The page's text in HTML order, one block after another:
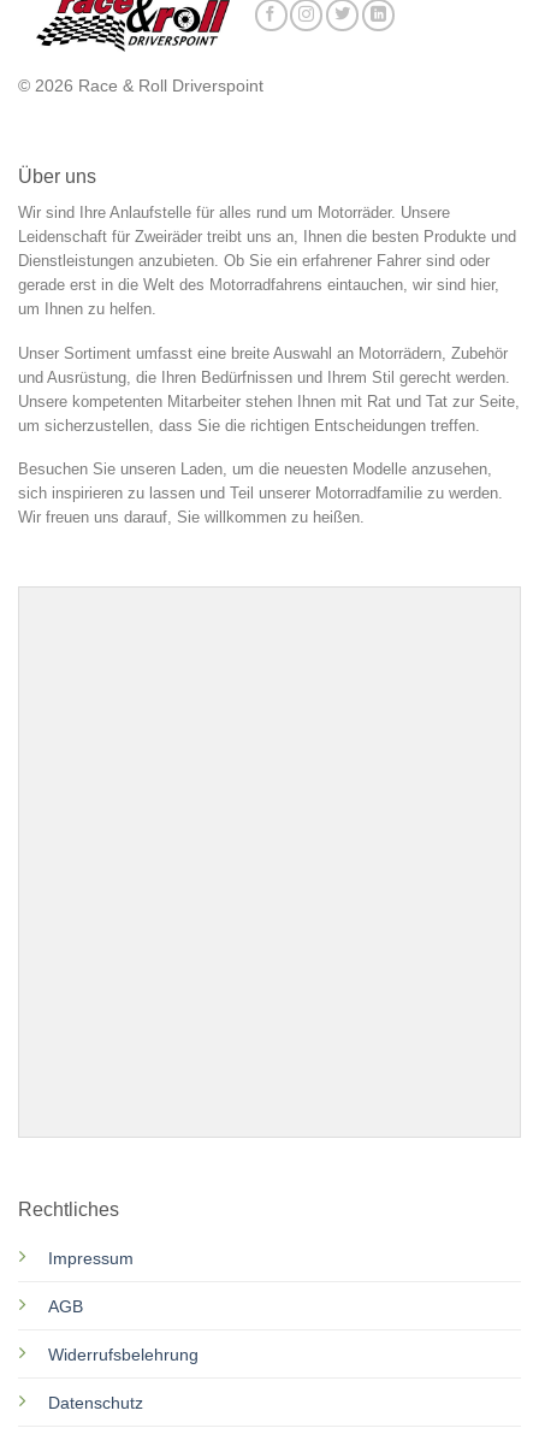
© 2026 Race & Roll Driverspoint
Über uns
Wir sind Ihre Anlaufstelle für alles rund um Motorräder. Unsere
Leidenschaft für Zweiräder treibt uns an, Ihnen die besten Produkte und
Dienstleistungen anzubieten. Ob Sie ein erfahrener Fahrer sind oder
gerade erst in die Welt des Motorradfahrens eintauchen, wir sind hier,
um Ihnen zu helfen.
Unser Sortiment umfasst eine breite Auswahl an Motorrädern, Zubehör
und Ausrüstung, die Ihren Bedürfnissen und Ihrem Stil gerecht werden.
Unsere kompetenten Mitarbeiter stehen Ihnen mit Rat und Tat zur Seite,
um sicherzustellen, dass Sie die richtigen Entscheidungen treffen.
Besuchen Sie unseren Laden, um die neuesten Modelle anzusehen,
sich inspirieren zu lassen und Teil unserer Motorradfamilie zu werden.
Wir freuen uns darauf, Sie willkommen zu heißen.
Rechtliches
Impressum
AGB
Widerrufsbelehrung
Datenschutz